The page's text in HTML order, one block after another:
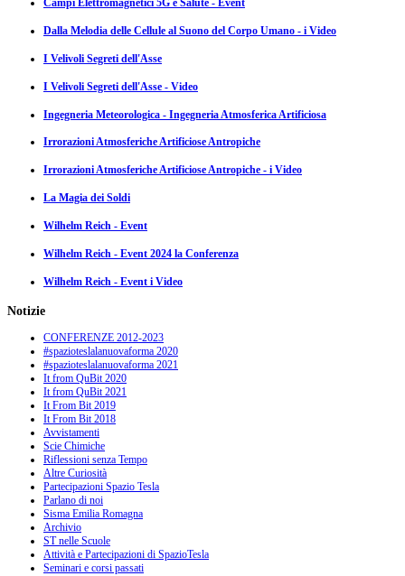
Dalla Melodia delle Cellule al Suono del Corpo Umano - i Video
I Velivoli Segreti dell'Asse
I Velivoli Segreti dell'Asse - Video
Ingegneria Meteorologica - Ingegneria Atmosferica Artificiosa
Irrorazioni Atmosferiche Artificiose Antropiche
Irrorazioni Atmosferiche Artificiose Antropiche - i Video
La Magia dei Soldi
Wilhelm Reich - Event
Wilhelm Reich - Event 2024 la Conferenza
Wilhelm Reich - Event i Video
Notizie
CONFERENZE 2012-2023
#spazioteslalanuovaforma 2020
#spazioteslalanuovaforma 2021
It from QuBit 2020
It from QuBit 2021
It From Bit 2019
It From Bit 2018
Avvistamenti
Scie Chimiche
Riflessioni senza Tempo
Altre Curiosità
Partecipazioni Spazio Tesla
Parlano di noi
Sisma Emilia Romagna
Archivio
ST nelle Scuole
Attività e Partecipazioni di SpazioTesla
Seminari e corsi passati